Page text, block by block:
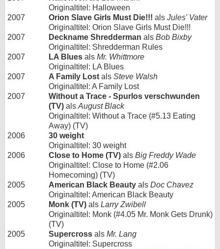
Originaltitel: Halloween
2007
Orion Slave Girls Must Die!!! als Jules' Vater
Originaltitel: Orion Slave Girls Must Die!!!
2007
Deckname Shredderman als Bob Bixby
Originaltitel: Shredderman Rules
2007
LA Blues als Mr. Whittmore
Originaltitel: LA Blues
2007
A Family Lost als Steve Walsh
Originaltitel: A Family Lost
2007
Without a Trace - Spurlos verschwunden
(TV) als August Black
Originaltitel: Without a Trace (#5.13 Eating
Away) (TV)
2006
30 weight
Originaltitel: 30 weight
2006
Close to Home (TV) als Big Freddy Wade
Originaltitel: Close to Home (#2.06
Homecoming) (TV)
2005
American Black Beauty als Doc Chavez
Originaltitel: American Black Beauty
2005
Monk (TV) als Larry Zwibell
Originaltitel: Monk (#4.05 Mr. Monk Gets Drunk)
(TV)
2005
Supercross als Mr. Lang
Originaltitel: Supercross